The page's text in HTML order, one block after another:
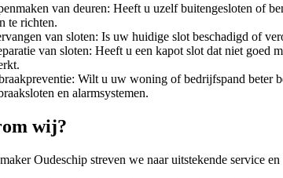
van deuren: Heeft u uzelf buitengesloten of
te richten.
van sloten: Is uw huidige slot beschadigd of
van sloten: Heeft u een kapot slot dat niet goed
Wilt u uw woning of bedrijfspand beter
en alarmsystemen.
wij?
Oudeschip streven we naar uitstekende service